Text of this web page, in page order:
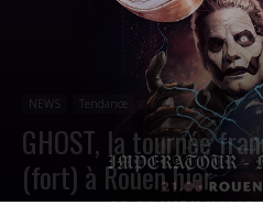
NEWS Tendance
GHOST, la tournée
(fort) à Rouen hier